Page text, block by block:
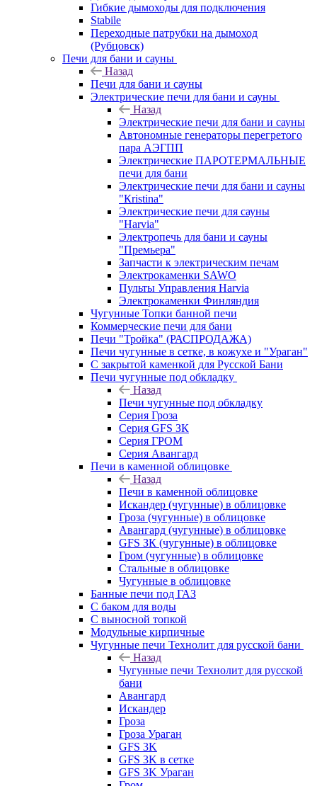
Гибкие дымоходы для подключения
Stabile
Переходные патрубки на дымоход
(Рубцовск)
Печи для бани и сауны
Назад
Печи для бани и сауны
Электрические печи для бани и сауны
Назад
Электрические печи для бани и сауны
Автономные генераторы перегретого
пара АЭГПП
Электрические ПАРОТЕРМАЛЬНЫЕ
печи для бани
Электрические печи для бани и сауны
"Кristina"
Электрические печи для сауны
"Harvia"
Электропечь для бани и сауны
"Премьера"
Запчасти к электрическим печам
Электрокаменки SAWO
Пульты Управления Harvia
Электрокаменки Финляндия
Чугунные Топки банной печи
Коммерческие печи для бани
Печи "Тройка" (РАСПРОДАЖА)
Печи чугунные в сетке, в кожухе и "Ураган"
С закрытой каменкой для Русской Бани
Печи чугунные под обкладку
Назад
Печи чугунные под обкладку
Серия Гроза
Серия GFS ЗК
Серия ГРОМ
Серия Авангард
Печи в каменной облицовке
Назад
Печи в каменной облицовке
Искандер (чугунные) в облицовке
Гроза (чугунные) в облицовке
Авангард (чугунные) в облицовке
GFS ЗК (чугунные) в облицовке
Гром (чугунные) в облицовке
Стальные в облицовке
Чугунные в облицовке
Банные печи под ГАЗ
С баком для воды
С выносной топкой
Модульные кирпичные
Чугунные печи Технолит для русской бани
Назад
Чугунные печи Технолит для русской
бани
Авангард
Искандер
Гроза
Гроза Ураган
GFS 3K
GFS 3K в сетке
GFS 3K Ураган